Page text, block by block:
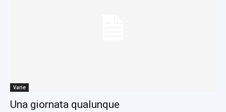
Varie
Una giornata qualunque